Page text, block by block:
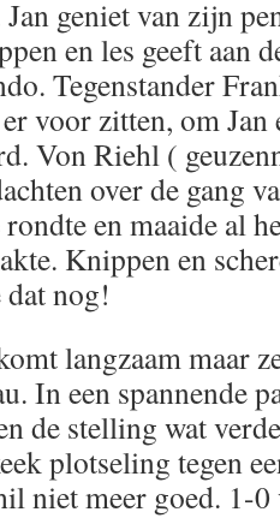
geniet van zijn
en les geeft aan
Tegenstander
voor zitten, om Jan
Von Riehl (
over de gang
en maaide al
Knippen en
nog!
langzaam maar
In een spannende
de stelling wat
plotseling tegen
niet meer goed. 1-0